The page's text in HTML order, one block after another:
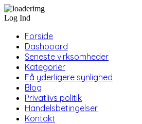
Log Ind
Forside
Dashboard
Seneste virksomheder
Kategorier
Få yderligere synlighed
Blog
Privatlivs politik
Handelsbetingelser
Kontakt